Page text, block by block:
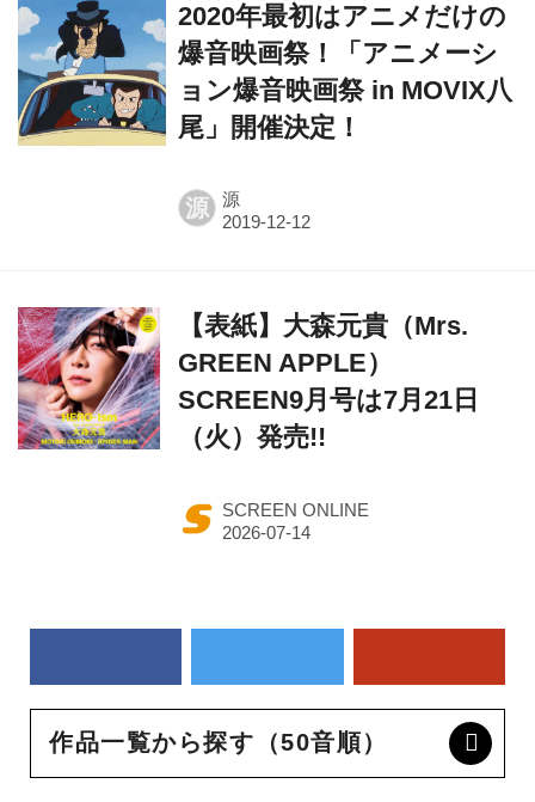
2020年最初はアニメだけの
爆音映画祭！「アニメーシ
ョン爆音映画祭 in MOVIX八
尾」開催決定！
源 源
【表紙】大森元貴（Mrs.
GREEN APPLE）
SCREEN9月号は7月21日
（火）発売!!
SCREEN ONLINE
作品一覧から探す（50音順）